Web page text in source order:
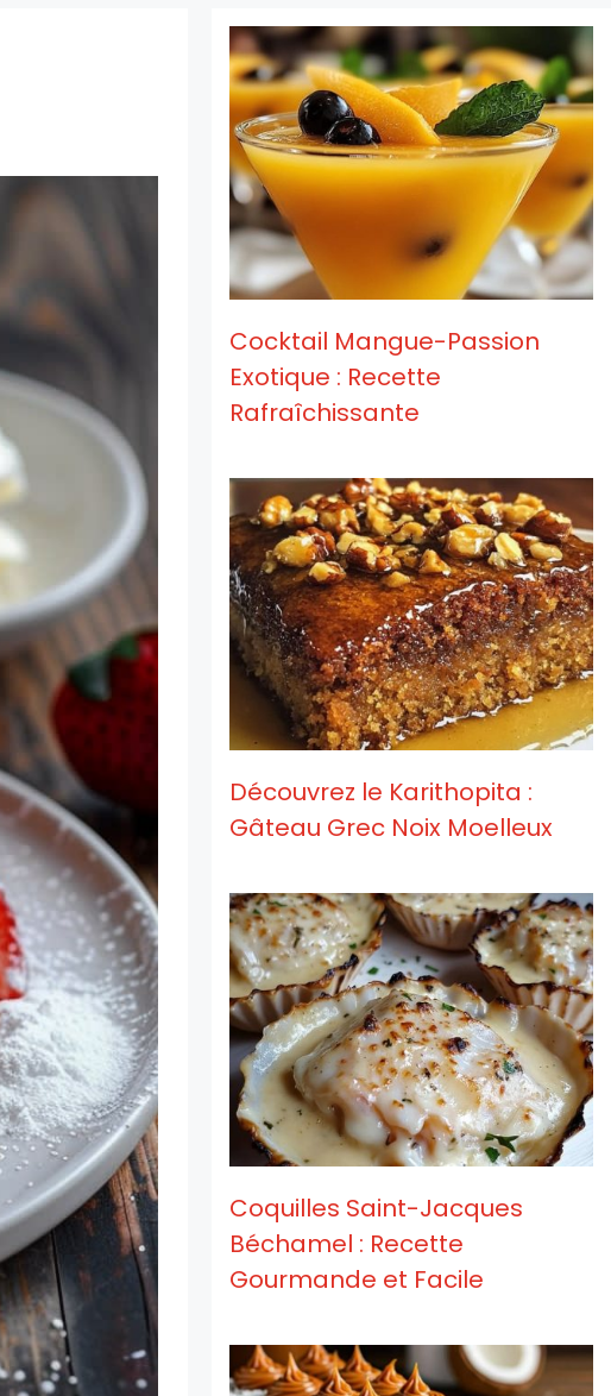
Cocktail Mangue-Passion
Exotique : Recette
Rafraîchissante
Découvrez le Karithopita :
Gâteau Grec Noix Moelleux
Coquilles Saint-Jacques
Béchamel : Recette
Gourmande et Facile